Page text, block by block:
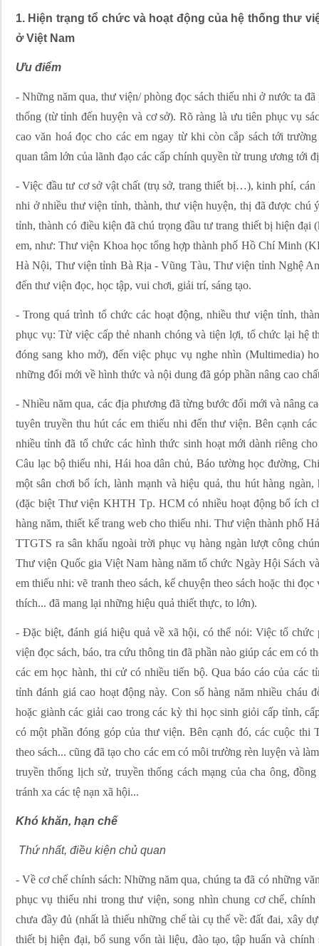
1. Hiện trạng tổ chức và hoạt động của hệ thống thư
ở Việt Nam
Ưu điểm
- Những năm qua, thư viện/ phòng đọc sách thiếu nhi ở nước ta
thống (từ tỉnh đến huyện và cơ sở). Rõ ràng là ưu tiên phục vụ
cao văn hoá đọc cho các em ngay từ khi còn cắp sách tới
quan tâm lớn của lãnh đạo các cấp chính quyền từ trung ương tới
- Việc đầu tư cơ sở vật chất (trụ sở, trang thiết bị…), kinh phí, cán
nhi ở nhiều thư viện tỉnh, thành, thư viện huyện, thị đã được chú
tỉnh, thành có điều kiện đã chú trọng đầu tư trang thiết bị hiện đại
em, như: Thư viện Khoa học tổng hợp thành phố Hồ Chí Minh
Hà Nội, Thư viện tỉnh Bà Rịa - Vũng Tàu, Thư viện tỉnh Nghệ
đến thư viện đọc, học tập, vui chơi, giải trí, sáng tạo.
- Trong quá trình tổ chức các hoạt động, nhiều thư viện tỉnh,
phục vụ: Từ việc cấp thẻ nhanh chóng và tiện lợi, tổ chức lại hệ
đóng sang kho mở), đến việc phục vụ nghe nhìn (Multimedia)
những đổi mới về hình thức và nội dung đã góp phần nâng cao
- Nhiều năm qua, các địa phương đã từng bước đổi mới và nâng
tuyên truyền thu hút các em thiếu nhi đến thư viện. Bên cạnh
nhiều tỉnh đã tổ chức các hình thức sinh hoạt mới dành riêng
Câu lạc bộ thiếu nhi, Hái hoa dân chủ, Báo tường học đường,
một sân chơi bổ ích, lành mạnh và hiệu quả, thu hút hàng
(đặc biệt Thư viện KHTH Tp. HCM có nhiều hoạt động bổ ích
hàng năm, thiết kế trang web cho thiếu nhi. Thư viện thành phố
TTGTS ra sân khấu ngoài trời phục vụ hàng ngàn lượt công
Thư viện Quốc gia Việt Nam hàng năm tổ chức Ngày Hội Sách
em thiếu nhi: vẽ tranh theo sách, kể chuyện theo sách hoặc thi
thích... đã mang lại những hiệu quả thiết thực, to lớn).
- Đặc biệt, đánh giá hiệu quả về xã hội, có thể nói: Việc tổ
viện đọc sách, báo, tra cứu thông tin đã phần nào giúp các em có
các em học hành, thi cử có nhiều tiến bộ. Qua báo cáo của các
tỉnh đánh giá cao hoạt động này. Con số hàng năm nhiều cháu
hoặc giành các giải cao trong các kỳ thi học sinh giỏi cấp tỉnh,
có một phần đóng góp của thư viện. Bên cạnh đó, các cuộc thi
theo sách... cũng đã tạo cho các em có môi trường rèn luyện và
truyền thống lịch sử, truyền thống cách mạng của cha ông,
tránh xa các tệ nạn xã hội...
Khó khăn, hạn chế
Thứ nhất, điều kiện chủ quan
- Về cơ chế chính sách: Những năm qua, chúng ta đã có những
phục vụ thiếu nhi trong thư viện, song nhìn chung cơ chế,
chưa đầy đủ (nhất là thiếu những chế tài cụ thể về: đất đai, xây
thiết bị hiện đại, bổ sung vốn tài liệu, đào tạo, tập huấn và